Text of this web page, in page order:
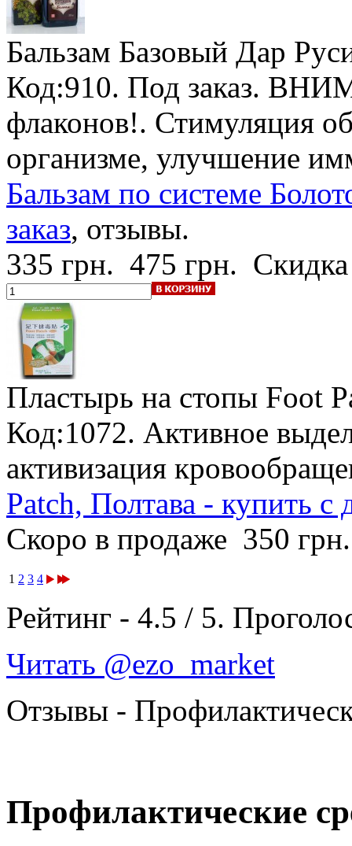
Бальзам Базовый Дар
Код:910. Под заказ.
флаконов!. Стимуляция
организме, улучшение
Бальзам по системе
заказ, отзывы.
335 грн. 475 грн.
Пластырь на стопы Foot
Код:1072. Активное
активизация
Patch, Полтава - купить с
Скоро в продаже 350
1 2 3 4
Рейтинг - 4.5 / 5.
Читать @ezo_market
Отзывы -
Профилактические